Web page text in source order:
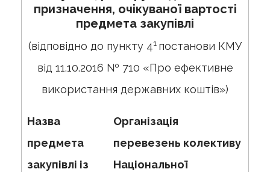
призначення, очікуваної вартості
предмета закупівлі
(відповідно до пункту 41 постанови КМУ
від 11.10.2016 № 710 «Про ефективне
використання державних коштів»)
Назва
предмета
закупівлі із
Організація
перевезень колективу
Національної